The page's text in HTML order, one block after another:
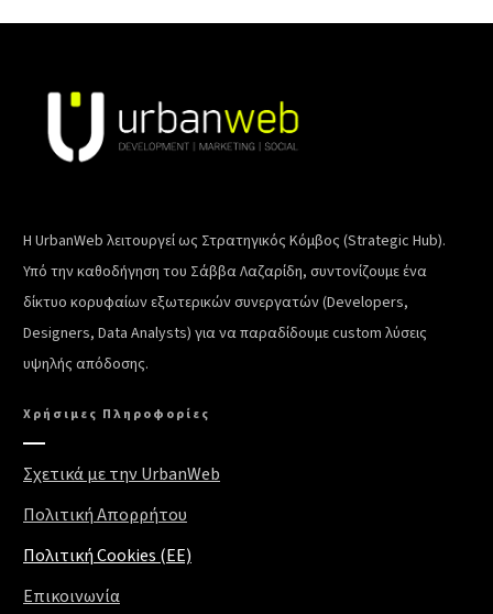
Η UrbanWeb λειτουργεί ως Στρατηγικός Κόμβος (Strategic Hub).
Υπό την καθοδήγηση του Σάββα Λαζαρίδη, συντονίζουμε ένα
δίκτυο κορυφαίων εξωτερικών συνεργατών (Developers,
Designers, Data Analysts) για να παραδίδουμε custom λύσεις
υψηλής απόδοσης.
Χρήσιμες Πληροφορίες
Σχετικά με την UrbanWeb
Πολιτική Απορρήτου
Πολιτική Cookies (EE)
Επικοινωνία